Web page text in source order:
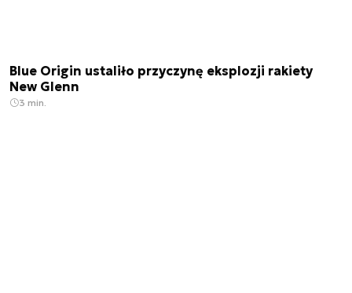
Blue Origin ustaliło przyczynę eksplozji rakiety
New Glenn
3 min.